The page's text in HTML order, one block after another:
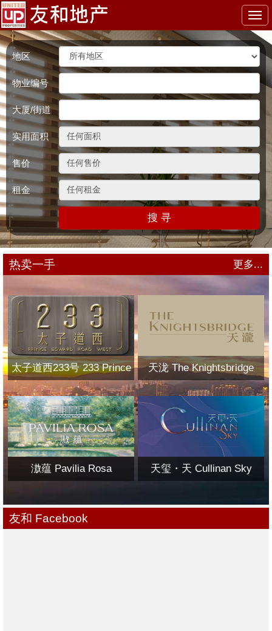
地区
物业编号
大厦/街道
实用面积
售价
租金
搜 寻
热卖一手 更多...
太子道西233号 233 Prince
Edward Road West
天泷 The Knightsbridge
滶蕴 Pavilia Rosa 天玺・天 Cullinan Sky
友和 Facebook